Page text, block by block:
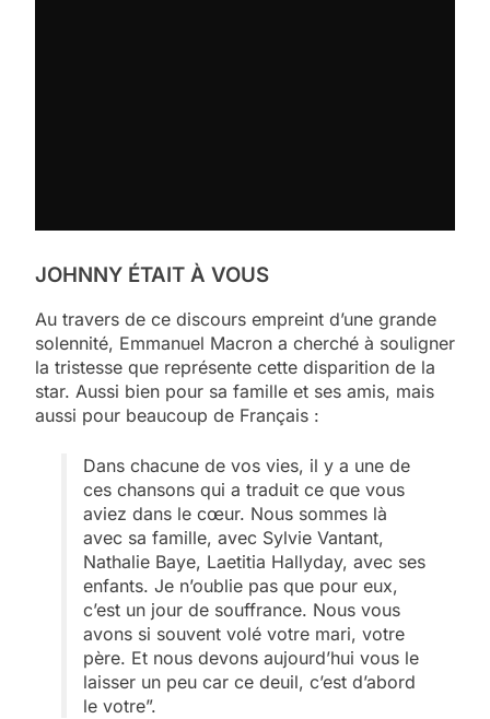
JOHNNY ÉTAIT À VOUS
Au travers de ce discours empreint d’une grande
solennité, Emmanuel Macron a cherché à souligner
la tristesse que représente cette disparition de la
star. Aussi bien pour sa famille et ses amis, mais
aussi pour beaucoup de Français :
Dans chacune de vos vies, il y a une de
ces chansons qui a traduit ce que vous
aviez dans le cœur. Nous sommes là
avec sa famille, avec Sylvie Vantant,
Nathalie Baye, Laetitia Hallyday, avec ses
enfants. Je n’oublie pas que pour eux,
c’est un jour de souffrance. Nous vous
avons si souvent volé votre mari, votre
père. Et nous devons aujourd’hui vous le
laisser un peu car ce deuil, c’est d’abord
le votre”.